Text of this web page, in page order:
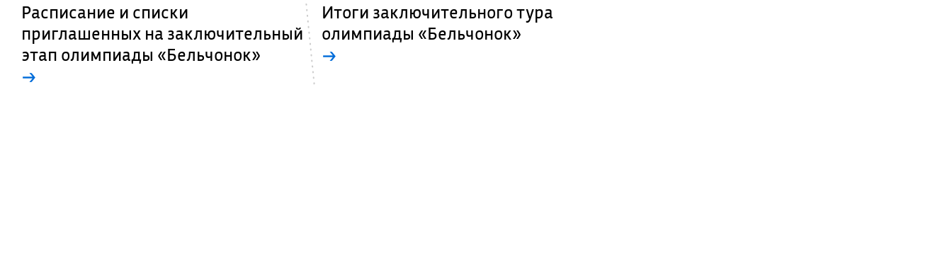
Расписание и списки
приглашенных на заключительный
этап олимпиады «Бельчонок»
→
Итоги заключительного тура
олимпиады «Бельчонок»
→